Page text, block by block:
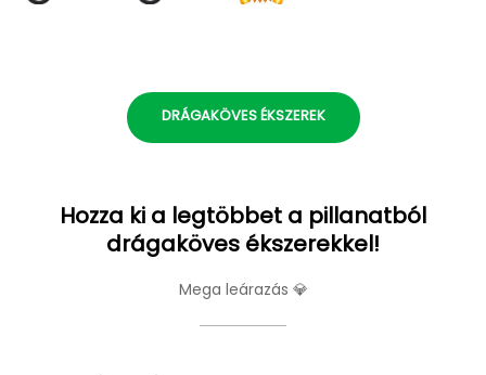
DRÁGAKÖVES ÉKSZEREK
Hozza ki a legtöbbet a pillanatból
drágaköves ékszerekkel!
Mega leárazás 💎